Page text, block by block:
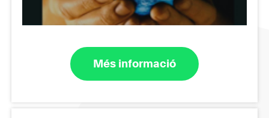
Més informació